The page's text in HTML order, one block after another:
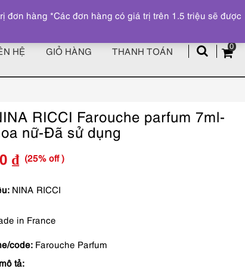
z
0
HỆ GIỎ HÀNG THANH TOÁN
RICCI Farouche parfum 7ml-
nữ-Đã sử dụng
Giá
gốc
₫
Giá
hiện
337,000 ₫.
(25% off )
NINA RICCI
in France
code: Farouche Parfum
tả:
hàng *Các đơn hàng có giá trị trên 1.5 triệu sẽ được